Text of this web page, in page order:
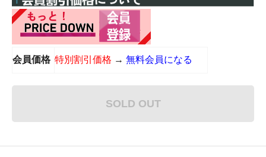
会員価格 特別割引価格 → 無料会員になる
SOLD OUT